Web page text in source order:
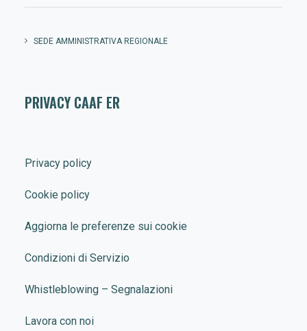
SEDE AMMINISTRATIVA REGIONALE
PRIVACY CAAF ER
Privacy policy
Cookie policy
Aggiorna le preferenze sui cookie
Condizioni di Servizio
Whistleblowing – Segnalazioni
Lavora con noi